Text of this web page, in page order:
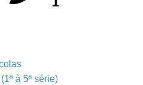
à 5ª série)